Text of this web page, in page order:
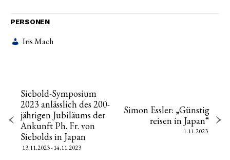
PERSONEN
Iris Mach
Siebold-Symposium
2023 anlässlich des 200-
jährigen Jubiläums der
Ankunft Ph. Fr. von
Siebolds in Japan
13.11.2023 - 14.11.2023
Simon Essler: „Günstig
reisen in Japan“
1.11.2023